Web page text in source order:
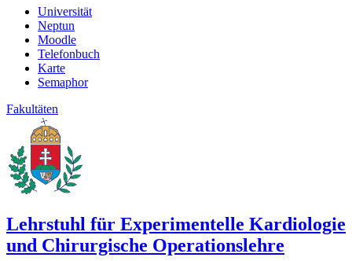
Universität
Neptun
Moodle
Telefonbuch
Karte
Semaphor
Fakultäten
Lehrstuhl für Experimentelle Kardiologie
und Chirurgische Operationslehre